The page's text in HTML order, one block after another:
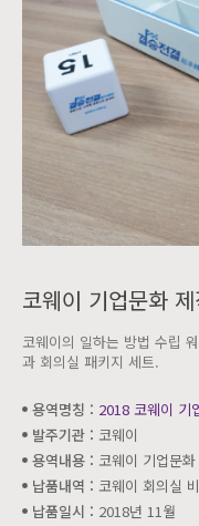
코웨이 기업문화
코웨이의 일하는 방법 수립
과 회의실 패키지 세트.
용역명칭 : 2018 코웨이 기
발주기관 : 코웨이
용역내용 : 코웨이 기업문
납품내역 : 코웨이 회의실
납품일시 : 2018년 11월